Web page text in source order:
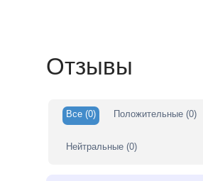
Отзывы
Все(0) Положительные (0)
Нейтральные (0)